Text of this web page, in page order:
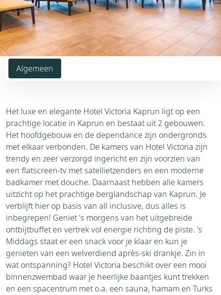
Algemeen
Het luxe en elegante Hotel Victoria Kaprun ligt op een
prachtige locatie in Kaprun en bestaat uit 2 gebouwen.
Het hoofdgebouw en de dependance zijn ondergronds
met elkaar verbonden. De kamers van Hotel Victoria zijn
trendy en zeer verzorgd ingericht en zijn voorzien van
een flatscreen-tv met satellietzenders en een moderne
badkamer met douche. Daarnaast hebben alle kamers
uitzicht op het prachtige berglandschap van Kaprun. Je
verblijft hier op basis van all inclusive, dus alles is
inbegrepen! Geniet 's morgens van het uitgebreide
ontbijtbuffet en vertrek vol energie richting de piste. 's
Middags staat er een snack voor je klaar en kun je
genieten van een welverdiend après-ski drankje. Zin in
wat ontspanning? Hotel Victoria beschikt over een mooi
binnenzwembad waar je heerlijke baantjes kunt trekken
en een spacentrum met o.a. een sauna, hamam en Turks